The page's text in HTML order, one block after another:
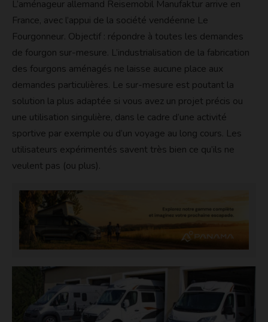
L’aménageur allemand Reisemobil Manufaktur arrive en
France, avec l’appui de la société vendéenne Le
Fourgonneur. Objectif : répondre à toutes les demandes
de fourgon sur-mesure. L’industrialisation de la fabrication
des fourgons aménagés ne laisse aucune place aux
demandes particulières. Le sur-mesure est poutant la
solution la plus adaptée si vous avez un projet précis ou
une utilisation singulière, dans le cadre d’une activité
sportive par exemple ou d’un voyage au long cours. Les
utilisateurs expérimentés savent très bien ce qu’ils ne
veulent pas (ou plus).